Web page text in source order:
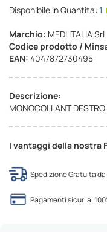
Disponibile in Quantità: 1
Marchio: MEDI ITALIA Srl
Codice prodotto /
EAN: 4047872730495
Descrizione:
MONOCOLLANT
I vantaggi della nostra
Spedizione Gratuita
Pagamenti sicuri al